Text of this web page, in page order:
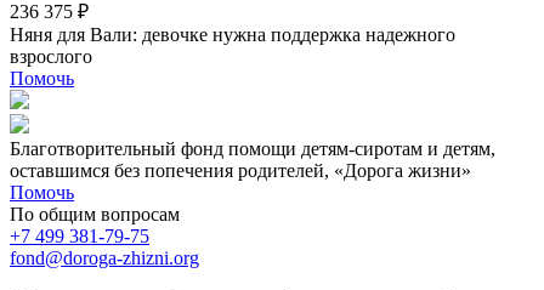
236 375 ₽
Няня для Вали: девочке нужна поддержка надежного
взрослого
Помочь
Благотворительный фонд помощи детям-сиротам и детям,
оставшимся без попечения родителей, «Дорога жизни»
Помочь
По общим вопросам
+7 499 381-79-75
fond@doroga-zhizni.org